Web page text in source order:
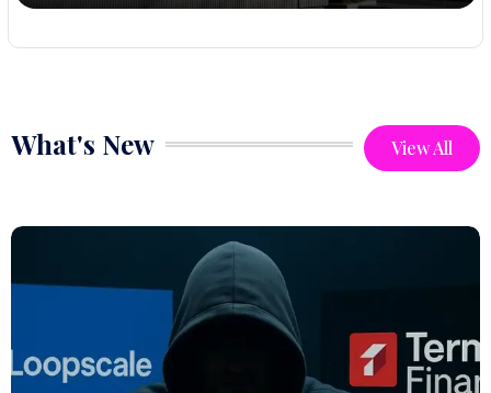
What's New View All